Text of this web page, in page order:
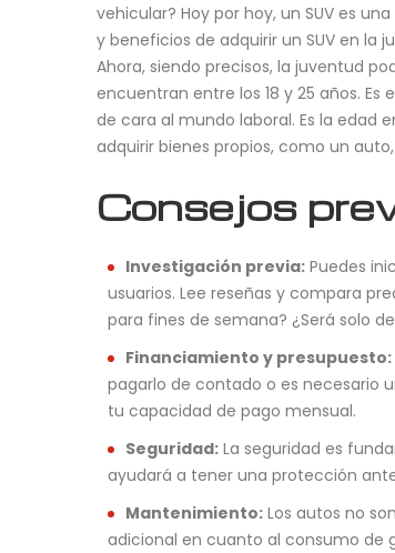
vehicular? Hoy por hoy, un SUV es
y beneficios de adquirir un SUV en la
Ahora, siendo precisos, la juventud
encuentran entre los 18 y 25 años.
de cara al mundo laboral. Es la edad
adquirir bienes propios, como un
Consejos
Investigación previa: Puedes
usuarios. Lee reseñas y compara
para fines de semana? ¿Será solo
Financiamiento y presupuesto:
pagarlo de contado o es necesario
tu capacidad de pago mensual.
Seguridad: La seguridad es
ayudará a tener una protección
Mantenimiento: Los autos no
adicional en cuanto al consumo de